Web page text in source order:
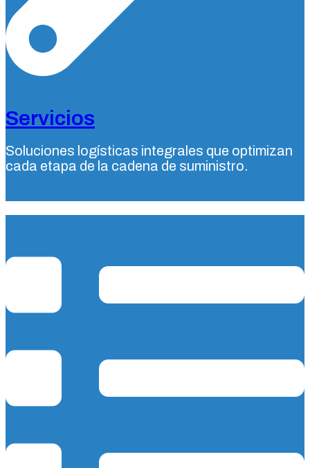
Servicios
Soluciones logísticas integrales que optimizan
cada etapa de la cadena de suministro.